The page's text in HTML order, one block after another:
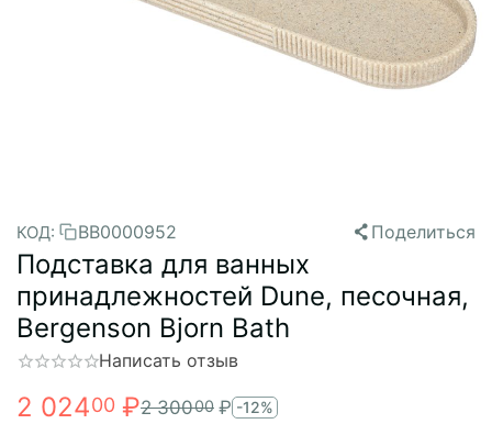
КОД: BB0000952 Поделиться
Подставка для ванных
принадлежностей Dune, песочная,
Bergenson Bjorn Bath
Написать отзыв
2 02400 ₽2 30000 ₽ -12%